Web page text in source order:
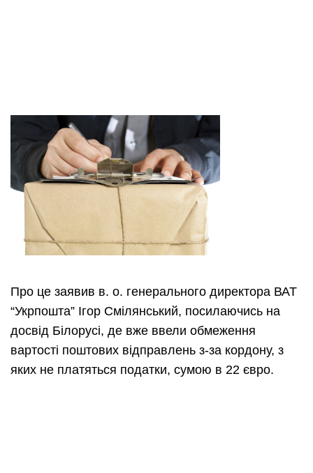
Про це заявив в. о. генерального директора ВАТ
“Укрпошта” Ігор Смілянський, посилаючись на
досвід Білорусі, де вже ввели обмеження
вартості поштових відправлень з-за кордону, з
яких не платяться податки, сумою в 22 євро.